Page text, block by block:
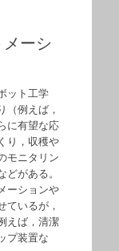
メーシ
ット工学
（例えば，
に有望な応
り，収穫や
モニタリン
がある。
ーションや
ているが，
えば，清潔
プ装置な